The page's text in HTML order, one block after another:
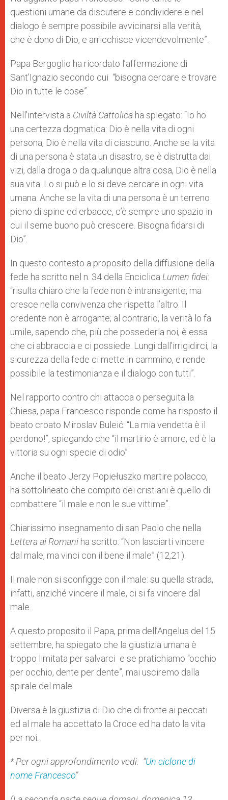
questioni umane da discutere e condividere e nel
dialogo è sempre possibile avvicinarsi alla verità,
che è dono di Dio, e arricchisce vicendevolmente”.
Papa Bergoglio ha ricordato l’affermazione di
Sant’Ignazio secondo cui “bisogna cercare e trovare
Dio in tutte le cose”.
Nell’intervista a Civiltà Cattolica ha spiegato: “Io ho
una certezza dogmatica: Dio è nella vita di ogni
persona, Dio è nella vita di ciascuno. Anche se la vita
di una persona è stata un disastro, se è distrutta dai
vizi, dalla droga o da qualunque altra cosa, Dio è nella
sua vita. Lo si può e lo si deve cercare in ogni vita
umana. Anche se la vita di una persona è un terreno
pieno di spine ed erbacce, c’è sempre uno spazio in
cui il seme buono può crescere. Bisogna fidarsi di
Dio”.
In questo contesto a proposito della diffusione della
fede ha scritto nel n. 34 della Enciclica Lumen fidei:
“risulta chiaro che la fede non è intransigente, ma
cresce nella convivenza che rispetta l’altro. Il
credente non è arrogante; al contrario, la verità lo fa
umile, sapendo che, più che possederla noi, è essa
che ci abbraccia e ci possiede. Lungi dall’irrigidirci, la
sicurezza della fede ci mette in cammino, e rende
possibile la testimonianza e il dialogo con tutti”.
Nel rapporto contro chi attacca o perseguita la
Chiesa, papa Francesco risponde come ha risposto il
beato croato Miroslav Buleić: “La mia vendetta è il
perdono!”, spiegando che “il martirio è amore, ed è la
vittoria su ogni specie di odio”
Anche il beato Jerzy Popiełuszko martire polacco,
ha sottolineato che compito dei cristiani è quello di
combattere “il male e non le sue vittime”.
Chiarissimo insegnamento di san Paolo che nella
Lettera ai Romani ha scritto: “Non lasciarti vincere
dal male, ma vinci con il bene il male” (12,21).
Il male non si sconfigge con il male: su quella strada,
infatti, anziché vincere il male, ci si fa vincere dal
male.
A questo proposito il Papa, prima dell’Angelus del 15
settembre, ha spiegato che la giustizia umana è
troppo limitata per salvarci e se pratichiamo “occhio
per occhio, dente per dente”, mai usciremo dalla
spirale del male.
Diversa è la giustizia di Dio che di fronte ai peccati
ed al male ha accettato la Croce ed ha dato la vita
per noi.
* Per ogni approfondimento vedi: “Un ciclone di
nome Francesco”